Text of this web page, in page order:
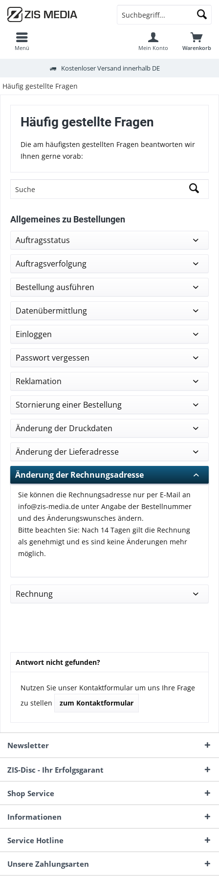
Menü Warenkorb
Mein Konto
Kostenloser Versand innerhalb DE
Häufig gestellte Fragen
Häufig gestellte Fragen
Die am häufigsten gestellten Fragen beantworten wir
Ihnen gerne vorab:
Allgemeines zu Bestellungen
Auftragsstatus
Auftragsverfolgung
Bestellung ausführen
Datenübermittlung
Einloggen
Passwort vergessen
Reklamation
Stornierung einer Bestellung
Änderung der Druckdaten
Änderung der Lieferadresse
Änderung der Rechnungsadresse
Sie können die Rechnungsadresse nur per E-Mail an
info@zis-media.de unter Angabe der Bestellnummer
und des Änderungswunsches ändern.
Bitte beachten Sie: Nach 14 Tagen gilt die Rechnung
als genehmigt und es sind keine Änderungen mehr
möglich.
Rechnung
Antwort nicht gefunden?
Nutzen Sie unser Kontaktformular um uns Ihre Frage
zu stellen
zum Kontaktformular
Newsletter
ZIS-Disc - Ihr Erfolgsgarant
Shop Service
Informationen
Service Hotline
Unsere Zahlungsarten